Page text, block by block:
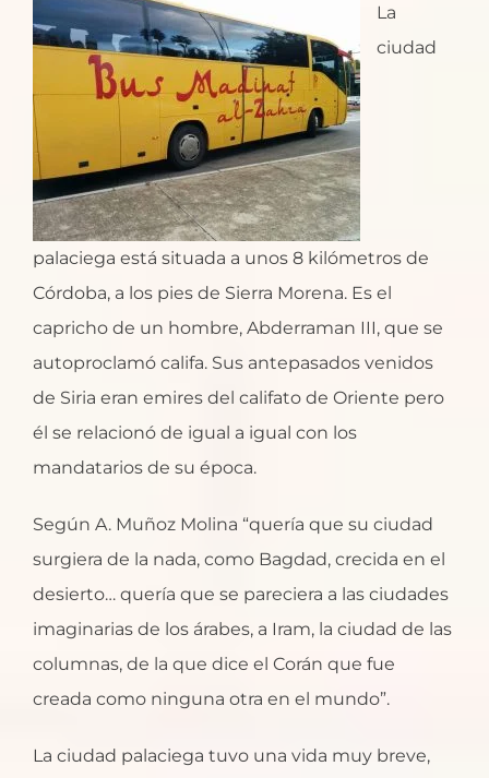
La
ciudad
palaciega está situada a unos 8 kilómetros de
Córdoba, a los pies de Sierra Morena. Es el
capricho de un hombre, Abderraman III, que se
autoproclamó califa. Sus antepasados venidos
de Siria eran emires del califato de Oriente pero
él se relacionó de igual a igual con los
mandatarios de su época.
Según A. Muñoz Molina “quería que su ciudad
surgiera de la nada, como Bagdad, crecida en el
desierto… quería que se pareciera a las ciudades
imaginarias de los árabes, a Iram, la ciudad de las
columnas, de la que dice el Corán que fue
creada como ninguna otra en el mundo”.
La ciudad palaciega tuvo una vida muy breve,